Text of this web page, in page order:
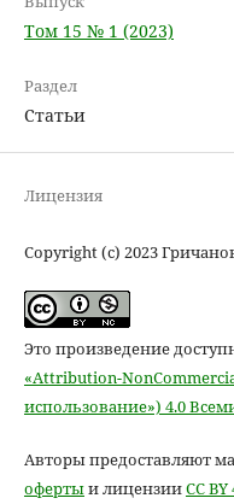
Том 15 № 1 (2023)
Раздел
Статьи
Лицензия
Copyright (c) 2023
Это произведение
«Attribution-
использование») 4.0
Авторы предоставляют
офертыи лицензииCC BY